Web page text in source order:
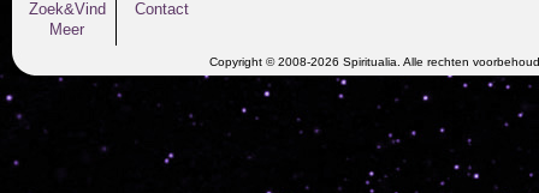
Zoek&Vind
Meer
Contact
Copyright © 2008-2026 Spiritualia. Alle rechten